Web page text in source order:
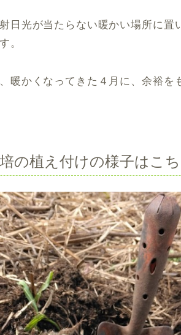
日光が当たらない暖かい場所に置
。
暖かくなってきた４月に、余裕を
の植え付けの様子はこち